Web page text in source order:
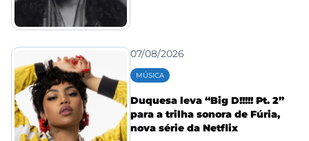
07/08/2026
MÚSICA
Duquesa leva “Big D!!!!! Pt. 2”
para a trilha sonora de Fúria,
nova série da Netflix